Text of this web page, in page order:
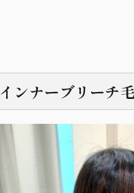
インナーブリーチ